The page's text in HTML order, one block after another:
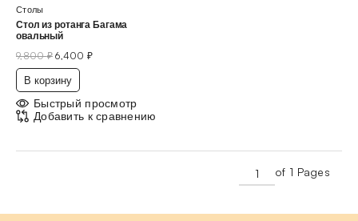
Столы
Стол из ротанга Багама
овальный
9,800₽ 6,400 ₽
В корзину
Быстрый просмотр
Добавить к сравнению
of 1 Pages